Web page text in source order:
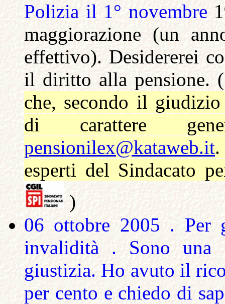
Polizia il 1° novembre
maggiorazione (un
effettivo). Desidererei
il diritto alla pensione.
che, secondo il giudizio
di carattere
pensionilex@kataweb.it
esperti del Sindacato
)
06 ottobre 2005 . Per
invalidità . Sono una
giustizia. Ho avuto il
per cento e chiedo di